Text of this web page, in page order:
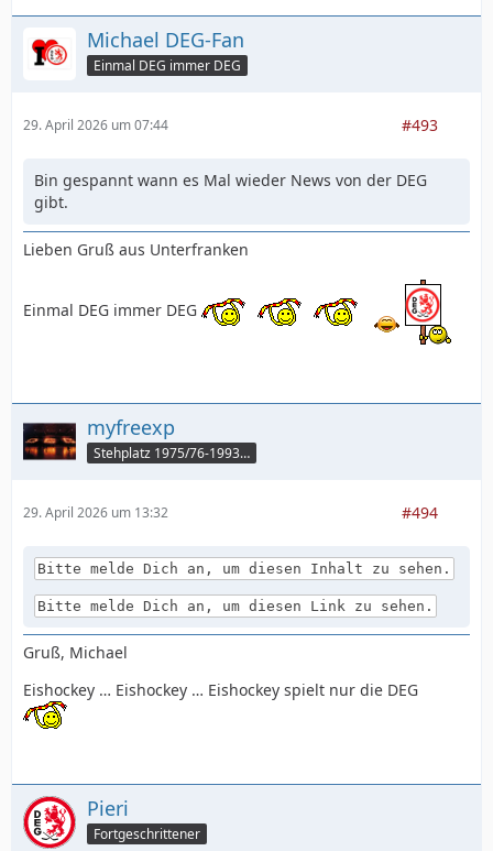
Michael DEG-Fan
Einmal DEG immer DEG
29. April 2026 um 07:44 #493
Bin gespannt wann es Mal wieder News von der DEG
gibt.
Lieben Gruß aus Unterfranken
Einmal DEG immer DEG
myfreexp
Stehplatz 1975/76-1993/94
29. April 2026 um 13:32 #494
Bitte melde Dich an, um diesen Inhalt zu sehen.
Bitte melde Dich an, um diesen Link zu sehen.
Gruß, Michael
Eishockey … Eishockey … Eishockey spielt nur die DEG
Pieri
Fortgeschrittener